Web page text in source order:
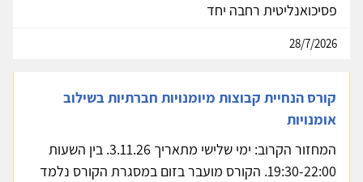
פסיכואנליטית רחבה יחד
28/7/2026
קורס הנחיית קבוצות מיומנויות חברתיות בשילוב
אומנויות
המחזור הקרוב: ימי שלישי מתאריך 3.11.26. בין השעות
19:30-22:00. הקורס מועבר בזום במסגרת הקורס נלמד